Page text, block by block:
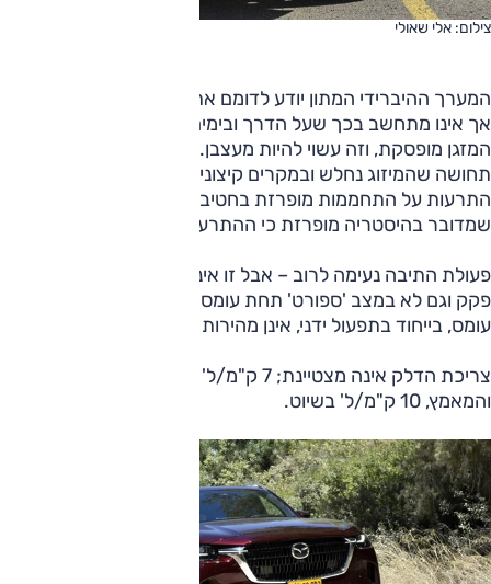
צילום: אלי שאולי
המערך ההיברידי המתון יודע לדומם את המנוע גם בשיוט מהיר –
אך אינו מתחשב בכך שעל הדרך ובימים החמים האלה פעולת
המזגן מופסקת, וזה עשוי להיות מעצבן. ובכלל, תחת עומס קיבלנו
תחושה שהמיזוג נחלש ובמקרים קיצוניים ונדירים הצג הציק עם
התרעות על התחממות מופרזת בחטיבת הכוח והתיבה. נראה
שמדובר בהיסטריה מופרזת כי ההתרעות נעלמו אחרי זמן קצר.
פעולת התיבה נעימה לרוב – אבל זו אינה חלקה תמיד בזחילת
פקק וגם לא במצב 'ספורט' תחת עומס. תגובות התיבה תחת
עומס, בייחוד בתפעול ידני, אינן מהירות תמיד.
צריכת הדלק אינה מצטיינת; 7 ק"מ/ל' בתוואי המבחן המאתגר
והמאמץ, 10 ק"מ/ל' בשיוט.